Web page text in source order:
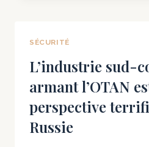
ATTENTAT
SUICIDE
À
L’AÉROPORT
SÉCURITÉ
L’industrie sud-
armant l’OTAN
perspective
Russie